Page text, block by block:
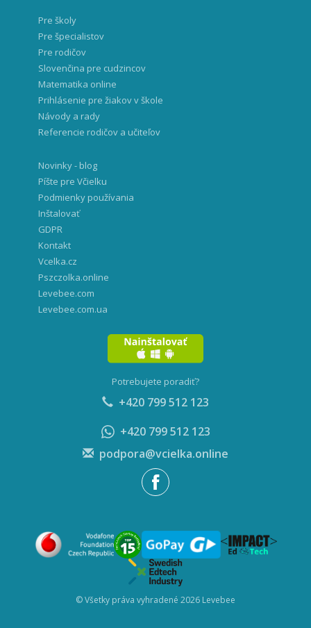
Pre školy
Pre špecialistov
Pre rodičov
Slovenčina pre cudzincov
Matematika online
Prihlásenie pre žiakov v škole
Návody a rady
Referencie rodičov a učiteľov
Novinky - blog
Píšte pre Včielku
Podmienky používania
Inštalovať
GDPR
Kontakt
Vcelka.cz
Pszczolka.online
Levebee.com
Levebee.com.ua
Potrebujete poradiť?
+420 799 512 123
+420 799 512 123
podpora@vcielka.online
© Všetky práva vyhradené 2026 Levebee